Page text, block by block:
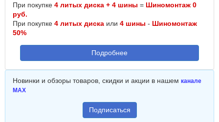
При покупке 4 литых диска + 4 шины = Шиномонтаж 0
руб.
При покупке 4 литых диска или 4 шины - Шиномонтаж
50%
Подробнее
Новинки и обзоры товаров, скидки и акции в нашем канале
MAX
Подписаться